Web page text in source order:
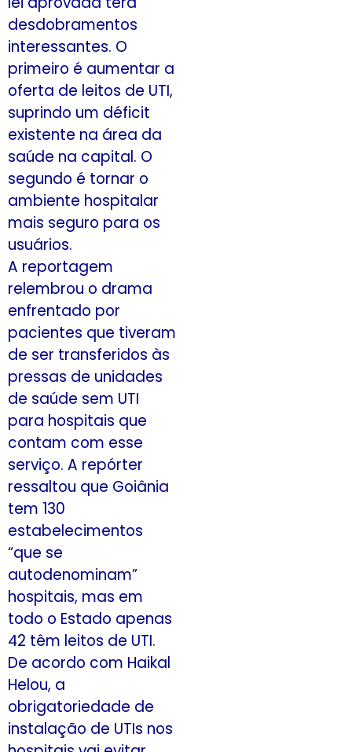
desdobramentos
interessantes. O
primeiro é aumentar a
oferta de leitos de UTI,
suprindo um déficit
existente na área da
saúde na capital. O
segundo é tornar o
ambiente hospitalar
mais seguro para os
usuários.
A reportagem
relembrou o drama
enfrentado por
pacientes que tiveram
de ser transferidos às
pressas de unidades
de saúde sem UTI
para hospitais que
contam com esse
serviço. A repórter
ressaltou que Goiânia
tem 130
estabelecimentos
“que se
autodenominam”
hospitais, mas em
todo o Estado apenas
42 têm leitos de UTI.
De acordo com Haikal
Helou, a
obrigatoriedade de
instalação de UTIs nos